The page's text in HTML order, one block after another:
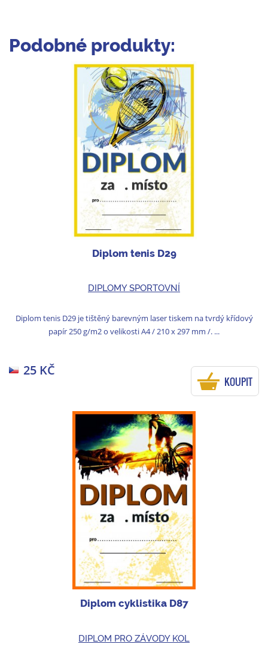
Podobné produkty:
Diplom tenis D29
DIPLOMY SPORTOVNÍ
Diplom tenis D29 je tištěný barevným laser tiskem na tvrdý křídový
papír 250 g/m2 o velikosti A4 / 210 x 297 mm /. ...
25 KČ
KOUPIT
Diplom cyklistika D87
DIPLOM PRO ZÁVODY KOL